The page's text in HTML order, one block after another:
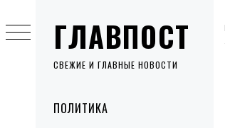
ГЛАВПОСТ
СВЕЖИЕ И ГЛАВНЫЕ НОВОСТИ
MenuПОЛИТИКА
to
content